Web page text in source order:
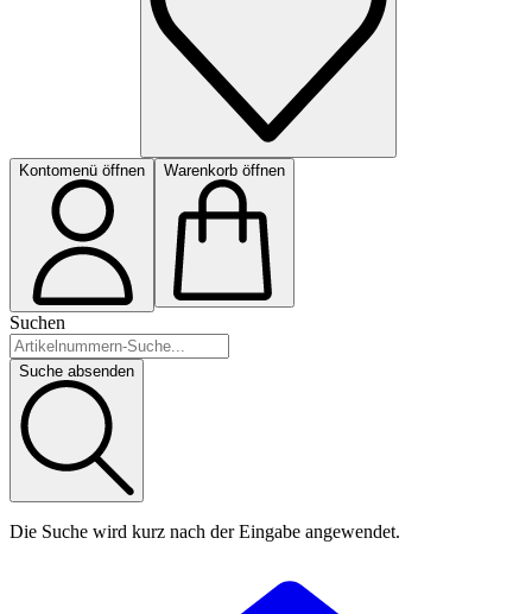
Kontomenü öffnen Warenkorb öffnen
Suchen
Suche absenden
Die Suche wird kurz nach der Eingabe angewendet.